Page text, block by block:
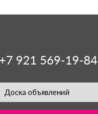
+7 921 569-19-84
Доска объявлений